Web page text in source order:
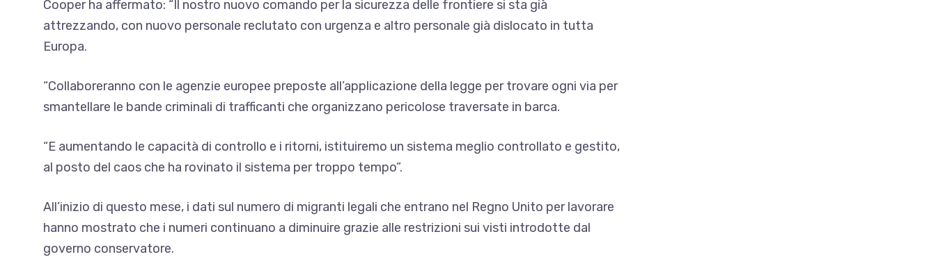
Cooper ha affermato: “Il nostro nuovo comando per la sicurezza delle frontiere si sta già
attrezzando, con nuovo personale reclutato con urgenza e altro personale già dislocato in tutta
Europa.
“Collaboreranno con le agenzie europee preposte all’applicazione della legge per trovare ogni via per
smantellare le bande criminali di trafficanti che organizzano pericolose traversate in barca.
“E aumentando le capacità di controllo e i ritorni, istituiremo un sistema meglio controllato e gestito,
al posto del caos che ha rovinato il sistema per troppo tempo”.
All’inizio di questo mese, i dati sul numero di migranti legali che entrano nel Regno Unito per lavorare
hanno mostrato che i numeri continuano a diminuire grazie alle restrizioni sui visti introdotte dal
governo conservatore.